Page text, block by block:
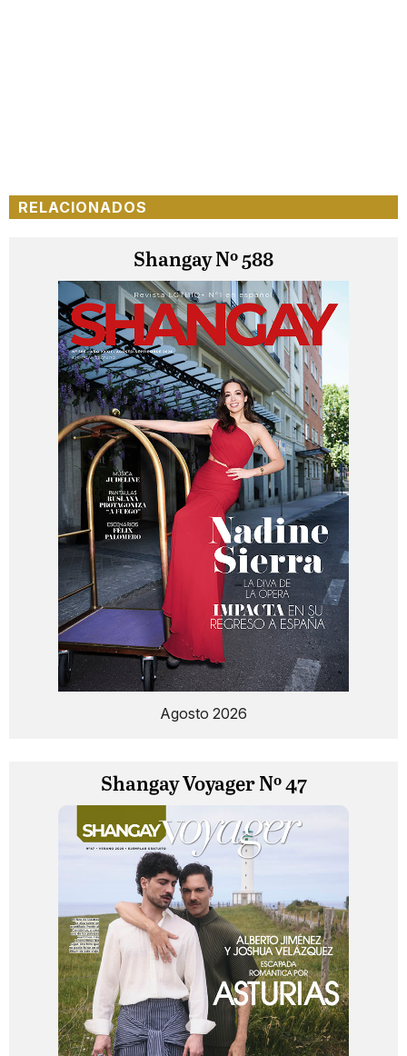
RELACIONADOS
Shangay Nº 588
Agosto 2026
Shangay Voyager Nº 47